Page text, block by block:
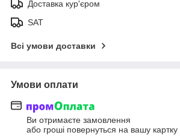
Доставка кур'єром
SAT
Всі умови доставки
Умови оплати
Ви отримаєте замовлення
або гроші повернуться на вашу картку